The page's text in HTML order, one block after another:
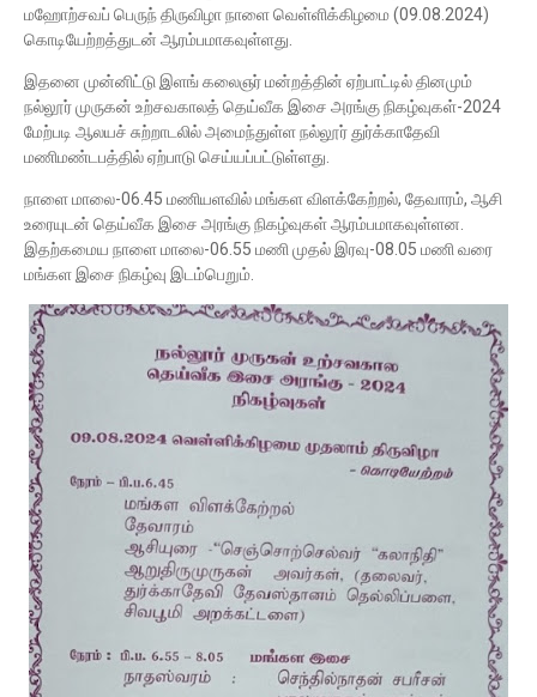
மஹோற்சவப் பெருந் திருவிழா நாளை வெள்ளிக்கிழமை (09.08.2024)
கொடியேற்றத்துடன் ஆரம்பமாகவுள்ளது.
இதனை முன்னிட்டு இளங் கலைஞர் மன்றத்தின் ஏற்பாட்டில் தினமும்
நல்லூர் முருகன் உற்சவகாலத் தெய்வீக இசை அரங்கு நிகழ்வுகள்-2024
மேற்படி ஆலயச் சுற்றாடலில் அமைந்துள்ள நல்லூர் துர்க்காதேவி
மணிமண்டபத்தில் ஏற்பாடு செய்யப்பட்டுள்ளது.
நாளை மாலை-06.45 மணியளவில் மங்கள விளக்கேற்றல், தேவாரம், ஆசி
உரையுடன் தெய்வீக இசை அரங்கு நிகழ்வுகள் ஆரம்பமாகவுள்ளன.
இதற்கமைய நாளை மாலை-06.55 மணி முதல் இரவு-08.05 மணி வரை
மங்கள இசை நிகழ்வு இடம்பெறும்.